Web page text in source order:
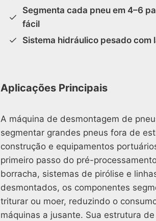
Segmenta cada pneu em 4–6
fácil
Sistema hidráulico pesado com
Aplicações Principais
A máquina de desmontagem de
segmentar grandes pneus fora de
construção e equipamentos
primeiro passo do pré-
borracha, sistemas de pirólise e
desmontados, os componentes
triturar ou moer, reduzindo o
máquinas a jusante. Sua estrutura